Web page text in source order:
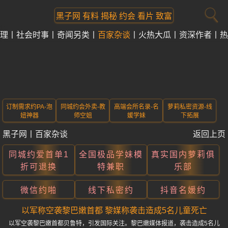
黑子网 有料 揭秘 约会 看片 致富
社会时事 奇闻另类 百家杂谈 火热大瓜 资深作者
订制需求约PA-泡
妞神器
同城约会外卖-教
师空姐
高端会所名录-名
媛学妹
萝莉私密资源-线
下拓展
黑子网 百家杂谈 返回上页
同城约爱首单1
折可退换
全国极品学妹模
特兼职
真实国内萝莉俱
乐部
微信约啪 线下私密约 抖音名媛约
以军称空袭黎巴嫩首都 黎媒称袭击造成5名儿童死亡
以军空袭黎巴嫩首都贝鲁特，引发国际关注。黎巴嫩媒体报道，袭击造成5名儿